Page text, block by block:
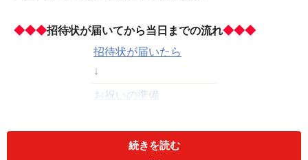
◆◆◆招待状が届いてから当日までの流れ◆◆◆
招待状が届いたら
↓
お祝いの準備
スピーチを依頼されたら
続きを読む